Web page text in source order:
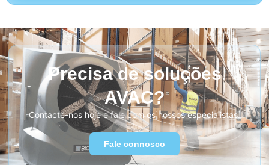
Precisa de soluções
AVAC?
Contacte-nos hoje e fale com os nossos especialistas.
Fale connosco